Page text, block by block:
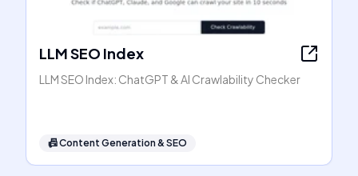
LLM SEO Index
LLM SEO Index: ChatGPT & AI Crawlability Checker
📠Content Generation & SEO